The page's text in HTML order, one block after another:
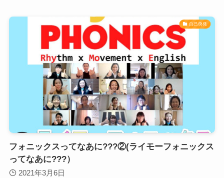
自己啓発
フォニックスってなあに???②(ライモーフォニックス
ってなあに???）
2021年3月6日